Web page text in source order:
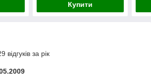
Купити
за рік